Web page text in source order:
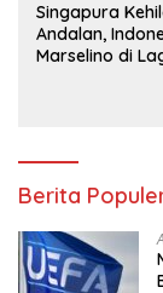
Singapura
Andalan,
Marselino di
Berita